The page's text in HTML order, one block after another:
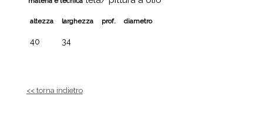
altezza larghezza prof. diametro
40 34
<< torna indietro